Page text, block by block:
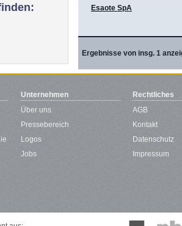
Ergebnisse von insg. 1
Esaote SpA
Unternehmen
Über uns
Pressebereich
Logos
Jobs
Rechtliches
AGB
Kontakt
Datenschutz
Impressum